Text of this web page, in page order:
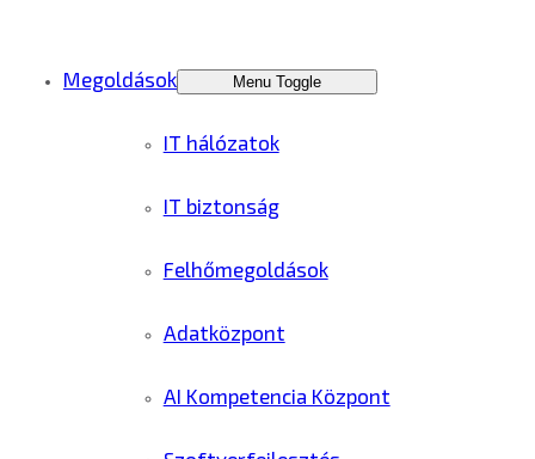
Megoldások Menu Toggle
IT hálózatok
IT biztonság
Felhőmegoldások
Adatközpont
AI Kompetencia Központ